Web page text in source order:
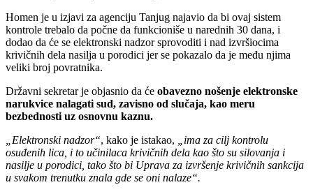
Homen je u izjavi za agenciju Tanjug najavio da bi ovaj sistem
kontrole trebalo da počne da funkcioniše u narednih 30 dana, i
dodao da će se elektronski nadzor sprovoditi i nad izvršiocima
krivičnih dela nasilja u porodici jer se pokazalo da je među njima
veliki broj povratnika.
Državni sekretar je objasnio da će obavezno nošenje elektronske
narukvice nalagati sud, zavisno od slučaja, kao meru
bezbednosti uz osnovnu kaznu.
„Elektronski nadzor“, kako je istakao,
„ima za cilj kontrolu
osuđenih lica, i to učinilaca krivičnih dela kao što su silovanja i
nasilje u porodici, tako što bi Uprava za izvršenje krivičnih sankcija
u svakom trenutku znala gde se oni nalaze“.